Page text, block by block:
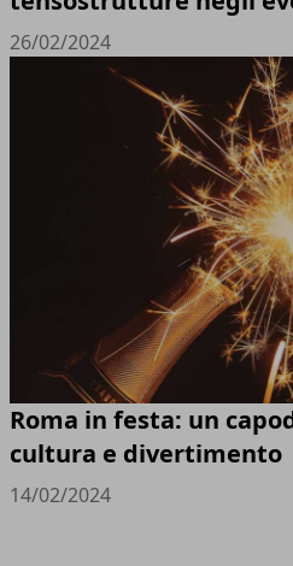
26/02/2024
Roma in festa: un
cultura e divertimento
14/02/2024